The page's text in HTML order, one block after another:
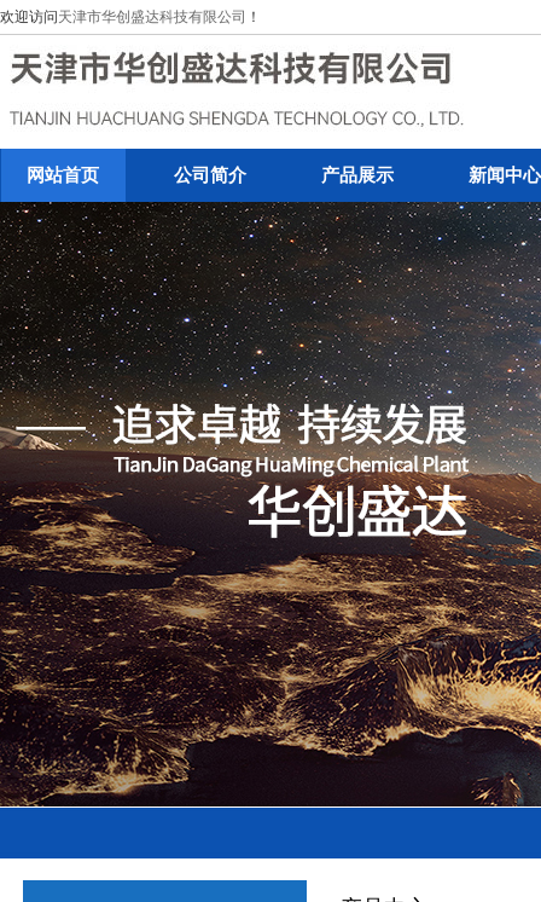
欢迎访问 天津市华创盛达科技有限公司 ！
网站首页 公司简介 产品展示 新闻中心